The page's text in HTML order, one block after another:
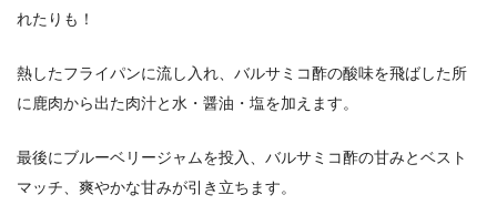
れたりも！
熱したフライパンに流し入れ、バルサミコ酢の酸味を飛ばした所
に鹿肉から出た肉汁と水・醤油・塩を加えます。
最後にブルーベリージャムを投入、バルサミコ酢の甘みとベスト
マッチ、爽やかな甘みが引き立ちます。